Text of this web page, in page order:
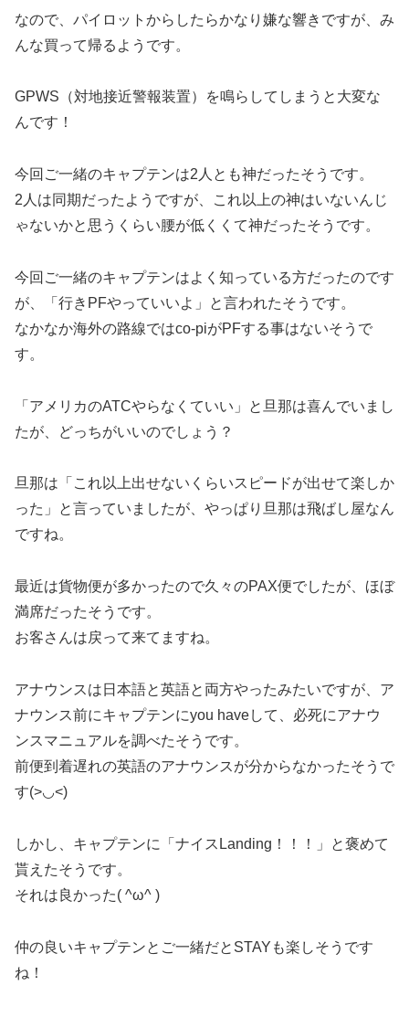
なので、パイロットからしたらかなり嫌な響きですが、み
んな買って帰るようです。
GPWS（対地接近警報装置）を鳴らしてしまうと大変な
んです！
今回ご一緒のキャプテンは2人とも神だったそうです。
2人は同期だったようですが、これ以上の神はいないんじ
ゃないかと思うくらい腰が低くくて神だったそうです。
今回ご一緒のキャプテンはよく知っている方だったのです
が、「行きPFやっていいよ」と言われたそうです。
なかなか海外の路線ではco-piがPFする事はないそうで
す。
「アメリカのATCやらなくていい」と旦那は喜んでいまし
たが、どっちがいいのでしょう？
旦那は「これ以上出せないくらいスピードが出せて楽しか
った」と言っていましたが、やっぱり旦那は飛ばし屋なん
ですね。
最近は貨物便が多かったので久々のPAX便でしたが、ほぼ
満席だったそうです。
お客さんは戻って来てますね。
アナウンスは日本語と英語と両方やったみたいですが、ア
ナウンス前にキャプテンにyou haveして、必死にアナウ
ンスマニュアルを調べたそうです。
前便到着遅れの英語のアナウンスが分からなかったそうで
す(>◡<)
しかし、キャプテンに「ナイスLanding！！！」と褒めて
貰えたそうです。
それは良かった( ^ω^ )
仲の良いキャプテンとご一緒だとSTAYも楽しそうです
ね！